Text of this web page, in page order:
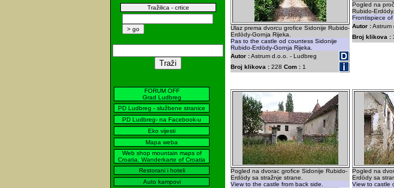
Tražilica - crtice
FORUM OFF
Grad Ludbreg
PD Ludbreg - službene stranice
PD Ludbreg- na Facebook-u
Eko vijesti
Mapa weba
Web shop mountain maps of
Croatia, Wanderkarte of Croatia
Restorani i hoteli
Auto kampovi
Ulaz prema dvorcu grofice Sidonije Rubido-
Erdödy-Gornja Rijeka.
Pas to the castle od countess Sidonije
Rubido-Erdödy-Gornja Rijeka.
Autor :Astrum d.o.o. - Ludbreg
Broj klikova : 228 Com : 1
Pogled na
Rubido-Erdödy.
Frontispiece of
Autor :Astrum
Broj klikova :
Pogled na dvorac grofice Sidonije Rubido-
Erdödy sa stražnje strane.
View to the castle from back side.
Pogled na
Erdödy sa
View to castle